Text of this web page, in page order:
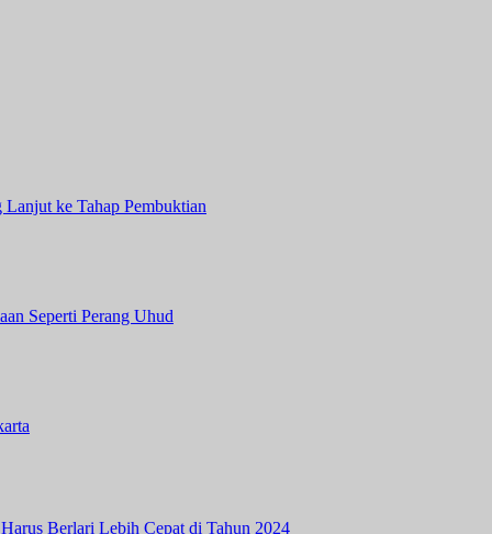
ke Tahap Pembuktian
Seperti Perang Uhud